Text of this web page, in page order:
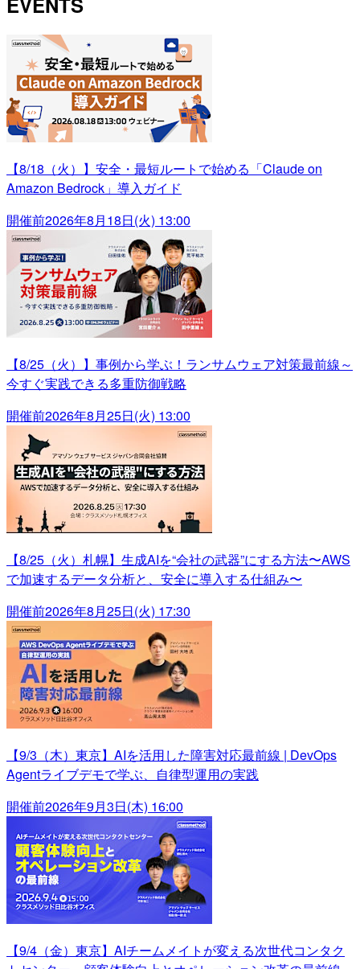
【8/18（火）】安全・最短ルートで始める「Claude on
Amazon Bedrock」導入ガイド
開催前2026年8月18日(火) 13:00
【8/25（火）】事例から学ぶ！ランサムウェア対策最前線～
今すぐ実践できる多重防御戦略
開催前2026年8月25日(火) 13:00
【8/25（火）札幌】生成AIを“会社の武器”にする方法〜AWS
で加速するデータ分析と、安全に導入する仕組み〜
開催前2026年8月25日(火) 17:30
【9/3（木）東京】AIを活用した障害対応最前線 | DevOps
Agentライブデモで学ぶ、自律型運用の実践
開催前2026年9月3日(木) 16:00
【9/4（金）東京】AIチームメイトが変える次世代コンタク